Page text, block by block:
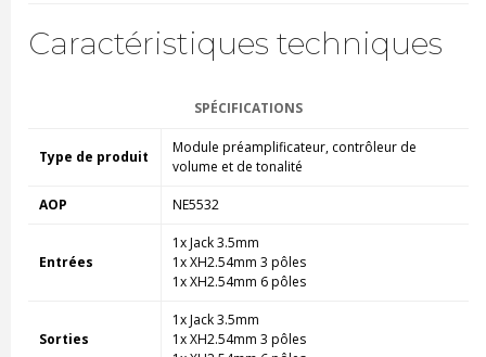
Caractéristiques techniques
SPÉCIFICATIONS
Type de produit
Module préamplificateur, contrôleur de
volume et de tonalité
AOP NE5532
Entrées
1x Jack 3.5mm
1x XH2.54mm 3 pôles
1x XH2.54mm 6 pôles
Sorties
1x Jack 3.5mm
1x XH2.54mm 3 pôles